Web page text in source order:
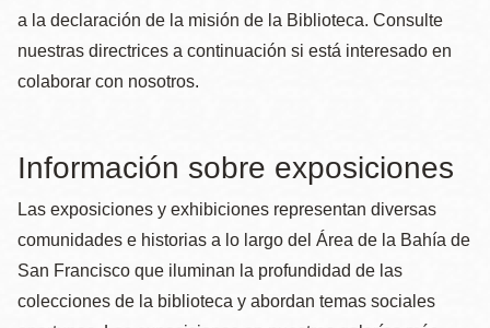
a la declaración de la misión de la Biblioteca. Consulte
nuestras directrices a continuación si está interesado en
colaborar con nosotros.
Información sobre exposiciones
Las exposiciones y exhibiciones representan diversas
comunidades e historias a lo largo del Área de la Bahía de
San Francisco que iluminan la profundidad de las
colecciones de la biblioteca y abordan temas sociales